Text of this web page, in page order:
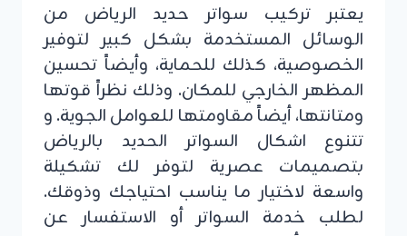
يعتبر تركيب سواتر حديد الرياض من
الوسائل المستخدمة بشكل كبير لتوفير
الخصوصية، كذلك للحماية، وأيضاً تحسين
المظهر الخارجي للمكان. وذلك نظراً قوتها
ومتانتها، أيضاً مقاومتها للعوامل الجوية. و
تتنوع اشكال السواتر الحديد بالرياض
بتصميمات عصرية لتوفر لك تشكيلة
واسعة لاختيار ما يناسب احتياجك وذوقك.
لطلب خدمة السواتر أو الاستفسار عن